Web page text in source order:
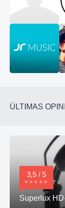
ÚLTIMAS
3,5 / 5
Superlux